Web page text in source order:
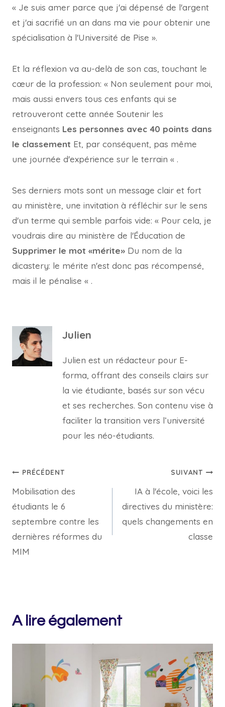
« Je suis amer parce que j'ai dépensé de l'argent
et j'ai sacrifié un an dans ma vie pour obtenir une
spécialisation à l'Université de Pise ».
Et la réflexion va au-delà de son cas, touchant le
cœur de la profession: « Non seulement pour moi,
mais aussi envers tous ces enfants qui se
retrouveront cette année Soutenir les
enseignants Les personnes avec 40 points dans
le classement Et, par conséquent, pas même
une journée d'expérience sur le terrain « .
Ses derniers mots sont un message clair et fort
au ministère, une invitation à réfléchir sur le sens
d'un terme qui semble parfois vide: « Pour cela, je
voudrais dire au ministère de l'Éducation de
Supprimer le mot «mérite» Du nom de la
dicastery: le mérite n'est donc pas récompensé,
mais il le pénalise « .
Julien
Julien est un rédacteur pour E-
forma, offrant des conseils clairs sur
la vie étudiante, basés sur son vécu
et ses recherches. Son contenu vise à
faciliter la transition vers l’université
pour les néo-étudiants.
Navigation
de
l’article
PRÉCÉDENT
Mobilisation des
étudiants le 6
septembre contre les
dernières réformes du
MIM
SUIVANT
IA à l'école, voici les
directives du ministère:
quels changements en
classe
A lire également